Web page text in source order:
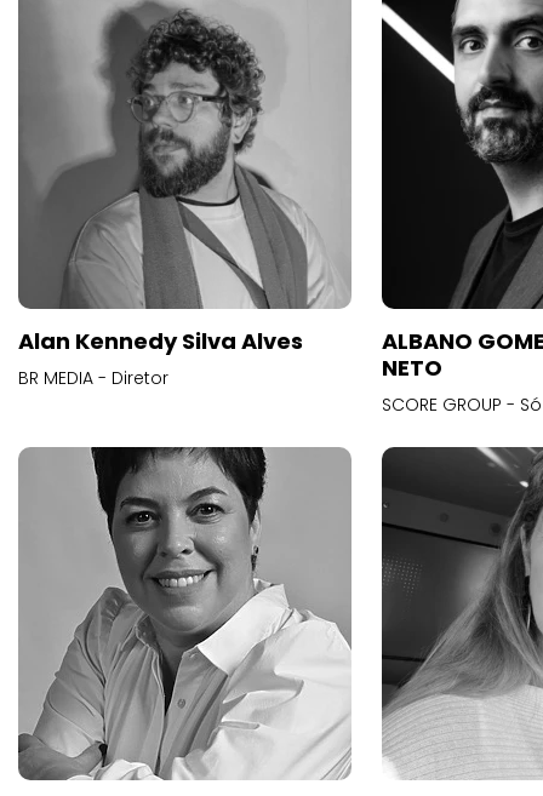
Alan Kennedy Silva Alves
BR MEDIA - Diretor
ALBANO
NETO
SCORE GROUP -